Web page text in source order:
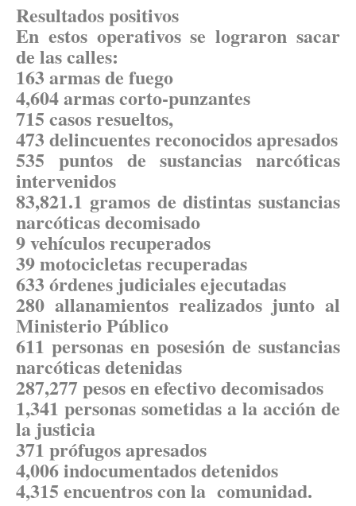
Resultados positivos
En estos operativos se lograron sacar
de las calles:
163 armas de fuego
4,604 armas corto-punzantes
715 casos resueltos,
473 delincuentes reconocidos apresados
535 puntos de sustancias narcóticas
intervenidos
83,821.1 gramos de distintas sustancias
narcóticas decomisado
9 vehículos recuperados
39 motocicletas recuperadas
633 órdenes judiciales ejecutadas
280 allanamientos realizados junto al
Ministerio Público
611 personas en posesión de sustancias
narcóticas detenidas
287,277 pesos en efectivo decomisados
1,341 personas sometidas a la acción de
la justicia
371 prófugos apresados
4,006 indocumentados detenidos
4,315 encuentros con la comunidad.